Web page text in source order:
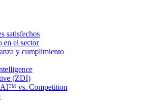
satisfechos
en el sector
y cumplimiento
(ZDI)
vs. Competition